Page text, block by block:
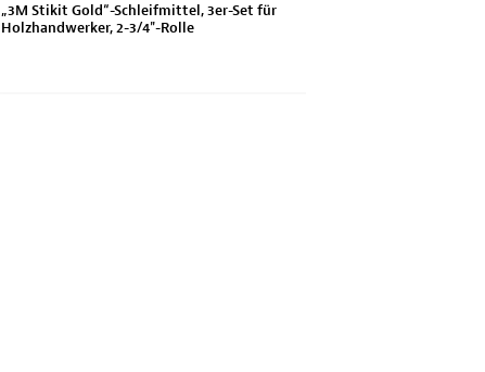
„3M Stikit Gold“-Schleifmittel, 3er-Set für
Holzhandwerker, 2-3/4"-Rolle